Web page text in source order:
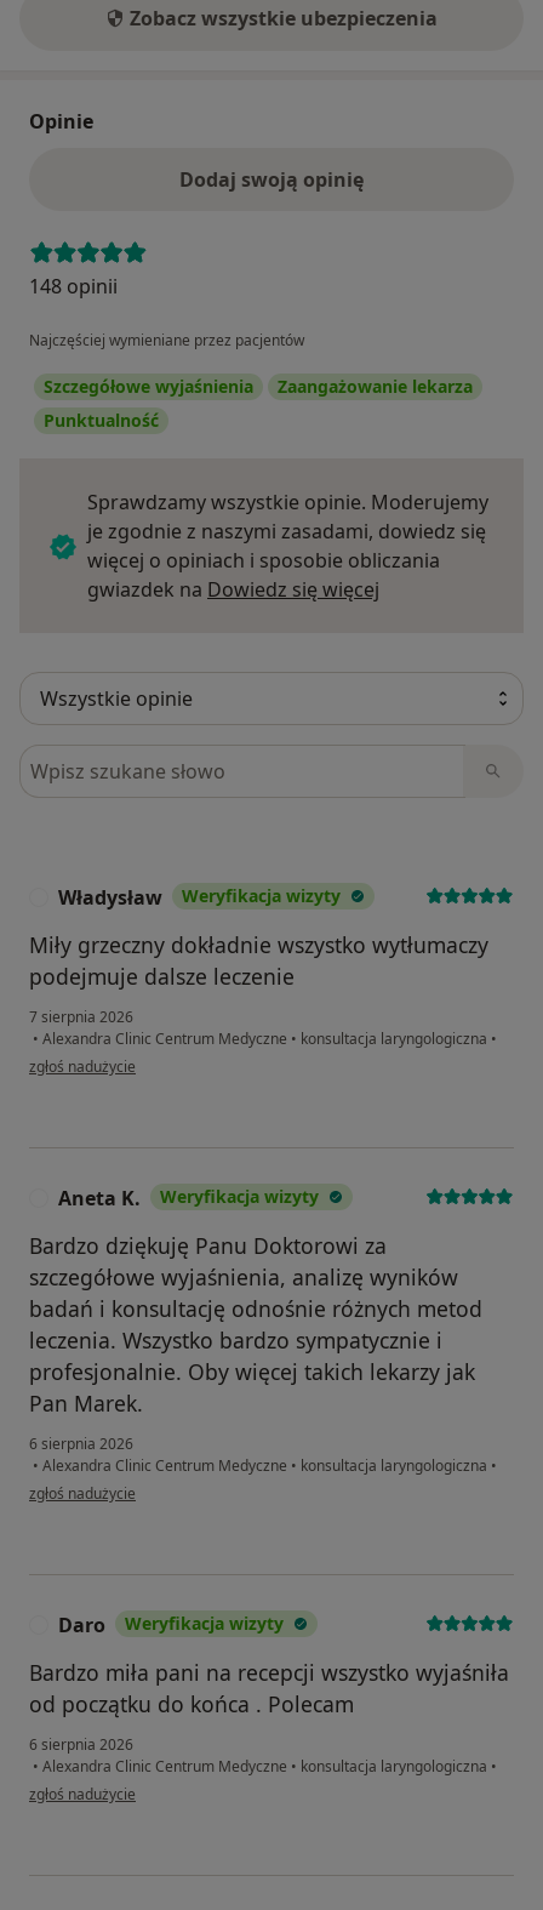
Zobacz wszystkie ubezpieczenia
Opinie
Dodaj swoją opinię
148 opinii
Najczęściej wymieniane przez pacjentów
Szczegółowe wyjaśnienia
Zaangażowanie lekarza
Punktualność
Sprawdzamy wszystkie opinie. Moderujemy
je zgodnie z naszymi zasadami, dowiedz się
więcej o opiniach i sposobie obliczania
gwiazdek na Dowiedz się więcej
Szukaj w opiniach
Władysław Weryfikacja wizyty
Miły grzeczny dokładnie wszystko wytłumaczy
podejmuje dalsze leczenie
7 sierpnia 2026
• Alexandra Clinic Centrum Medyczne • konsultacja laryngologiczna •
w opinii użytkownika Władysław
zgłoś nadużycie
Aneta K. Weryfikacja wizyty
Bardzo dziękuję Panu Doktorowi za
szczegółowe wyjaśnienia, analizę wyników
badań i konsultację odnośnie różnych metod
leczenia. Wszystko bardzo sympatycznie i
profesjonalnie. Oby więcej takich lekarzy jak
Pan Marek.
6 sierpnia 2026
• Alexandra Clinic Centrum Medyczne • konsultacja laryngologiczna •
w opinii użytkownika Aneta K.
zgłoś nadużycie
Daro Weryfikacja wizyty
Bardzo miła pani na recepcji wszystko wyjaśniła
od początku do końca . Polecam
6 sierpnia 2026
• Alexandra Clinic Centrum Medyczne • konsultacja laryngologiczna •
w opinii użytkownika Daro
zgłoś nadużycie